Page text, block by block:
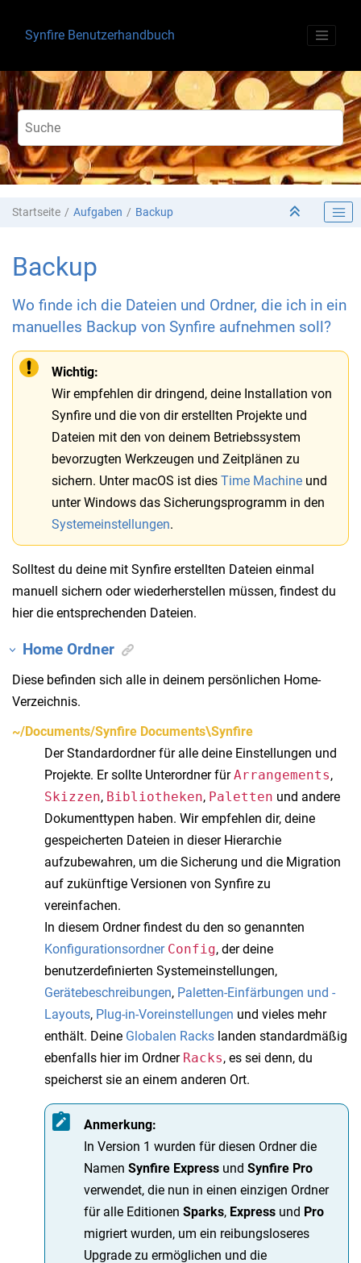
Synfire Benutzerhandbuch
Startseite Aufgaben Backup
Backup
Wo finde ich die Dateien und Ordner, die ich in ein
manuelles Backup von Synfire aufnehmen soll?
Wichtig:
Wir empfehlen dir dringend, deine Installation von
Synfire und die von dir erstellten Projekte und
Dateien mit den von deinem Betriebssystem
bevorzugten Werkzeugen und Zeitplänen zu
sichern. Unter macOS ist dies Time Machine und
unter Windows das Sicherungsprogramm in den
Systemeinstellungen.
Solltest du deine mit Synfire erstellten Dateien einmal
manuell sichern oder wiederherstellen müssen, findest du
hier die entsprechenden Dateien.
Home Ordner
Diese befinden sich alle in deinem persönlichen Home-
Verzeichnis.
~/Documents/Synfire Documents\Synfire
Der Standardordner für alle deine Einstellungen und
Projekte. Er sollte Unterordner fürArrangements,
Skizzen, Bibliotheken, Paletten und andere
Dokumenttypen haben. Wir empfehlen dir, deine
gespeicherten Dateien in dieser Hierarchie
aufzubewahren, um die Sicherung und die Migration
auf zukünftige Versionen von Synfire zu
vereinfachen.
In diesem Ordner findest du den so genannten
Konfigurationsordner Config, der deine
benutzerdefinierten Systemeinstellungen,
Gerätebeschreibungen, Paletten-Einfärbungen und -
Layouts, Plug-in-Voreinstellungen und vieles mehr
enthält. Deine Globalen Racks landen standardmäßig
ebenfalls hier im Ordner Racks, es sei denn, du
speicherst sie an einem anderen Ort.
Anmerkung:
In Version 1 wurden für diesen Ordner die
Namen Synfire Express und Synfire Pro
verwendet, die nun in einen einzigen Ordner
für alle Editionen Sparks, Express und Pro
migriert wurden, um ein reibungsloseres
Upgrade zu ermöglichen und die